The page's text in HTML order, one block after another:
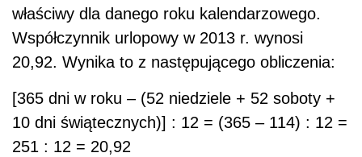
właściwy dla danego roku kalendarzowego.
Współczynnik urlopowy w 2013 r. wynosi
20,92. Wynika to z następującego obliczenia:
[365 dni w roku – (52 niedziele + 52 soboty +
10 dni świątecznych)] : 12 = (365 – 114) : 12 =
251 : 12 = 20,92